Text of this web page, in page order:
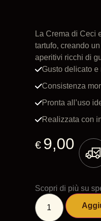
La Crema di Ceci
tartufo, creando
aperitivi ricchi di
Gusto delicato e
Consistenza
Pronta all’uso
Realizzata con
9,00
€
Scopri di più su